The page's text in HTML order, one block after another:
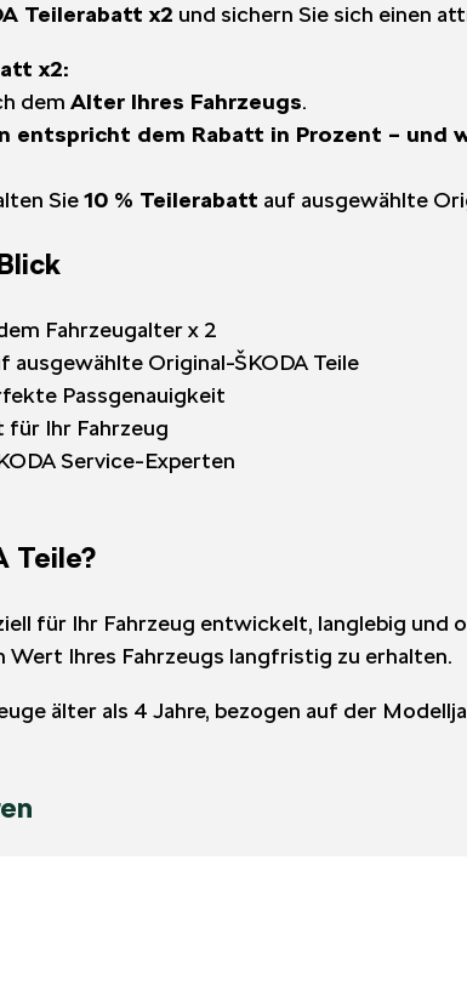
Teilerabatt x2 und sichern Sie sich einen
x2:
dem Alter Ihres Fahrzeugs.
entspricht dem Rabatt in Prozent – und
Sie10 % Teilerabatt auf ausgewählte
Fahrzeugalter x 2
Original-ŠKODA Teile
Passgenauigkeit
Ihr Fahrzeug
Service-Experten
Teile?
für Ihr Fahrzeug entwickelt, langlebig
Wert Ihres Fahrzeugs langfristig zu erhalten.
älter als 4 Jahre, bezogen auf der